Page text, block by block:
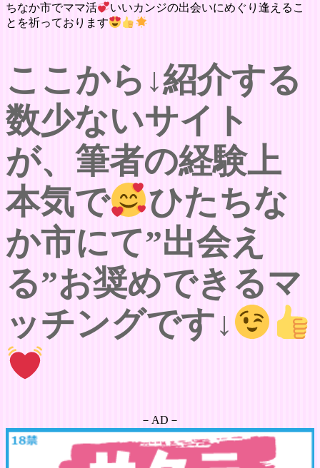
ちなか市でママ活
いいカンジの出会いにめぐり逢えるこ
とを祈っております
ここから↓紹介する
数少ないサイト
が、筆者の経験上
本気で
ひたちな
か市にて”出会え
る”お奨めできるマ
ッチングです↓
－AD－